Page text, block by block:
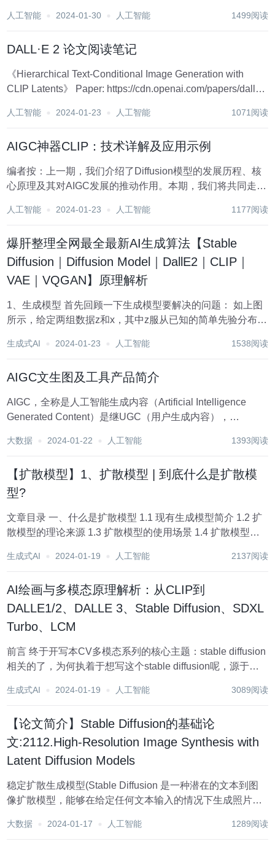
人工智能 2024-01-30 人工智能 1499阅读
DALL·E 2 论文阅读笔记
《Hierarchical Text-Conditional Image Generation with
CLIP Latents》 Paper: https://cdn.openai.com/papers/dall-e-
人工智能 2024-01-23 人工智能 1071阅读
AIGC神器CLIP：技术详解及应用示例
编者按：上一期，我们介绍了Diffusion模型的发展历程、核
心原理及其对AIGC发展的推动作用。本期，我们将共同走进
Diffusion均采用了CLIP哦。 Nikos Kafrit...
人工智能 2024-01-23 人工智能 1177阅读
爆肝整理全网最全最新AI生成算法【Stable
Diffusion｜Diffusion Model｜DallE2｜CLIP｜
VAE｜VQGAN】原理解析
1、生成模型 首先回顾一下生成模型要解决的问题： 如上图
所示，给定两组数据z和x，其中z服从已知的简单先验分布
据代表的分布），现在我们想要找到一个变换函数f，它能建
生成式AI 2024-01-23 人工智能 1538阅读
AIGC文生图及工具产品简介
AIGC，全称是人工智能生成内容（Artificial Intelligence
Generated Content）是继UGC（用户生成内容），
容的生产方式； 目前主要利用&集成自然语言处理、...
大数据 2024-01-22 人工智能 1393阅读
【扩散模型】1、扩散模型 | 到底什么是扩散模
型?
文章目录 一、什么是扩散模型 1.1 现有生成模型简介 1.2 扩
散模型的理论来源 1.3 扩散模型的使用场景 1.4 扩散模型的
和定义 2.2 问题规范化 三、可以提升...
生成式AI 2024-01-19 人工智能 2137阅读
AI绘画与多模态原理解析：从CLIP到
DALLE1/2、DALLE 3、Stable Diffusion、SDXL
Turbo、LCM
前言 终于开写本CV多模态系列的核心主题：stable diffusion
相关的了，为何执着于想写这个stable diffusion呢，源于三
因为经常被刷屏，但那会时...
生成式AI 2024-01-19 人工智能 3089阅读
【论文简介】Stable Diffusion的基础论
文:2112.High-Resolution Image Synthesis with
Latent Diffusion Models
稳定扩散生成模型(Stable Diffusion 是一种潜在的文本到图
像扩散模型，能够在给定任何文本输入的情况下生成照片般
Stability AI and Run...
大数据 2024-01-17 人工智能 1289阅读